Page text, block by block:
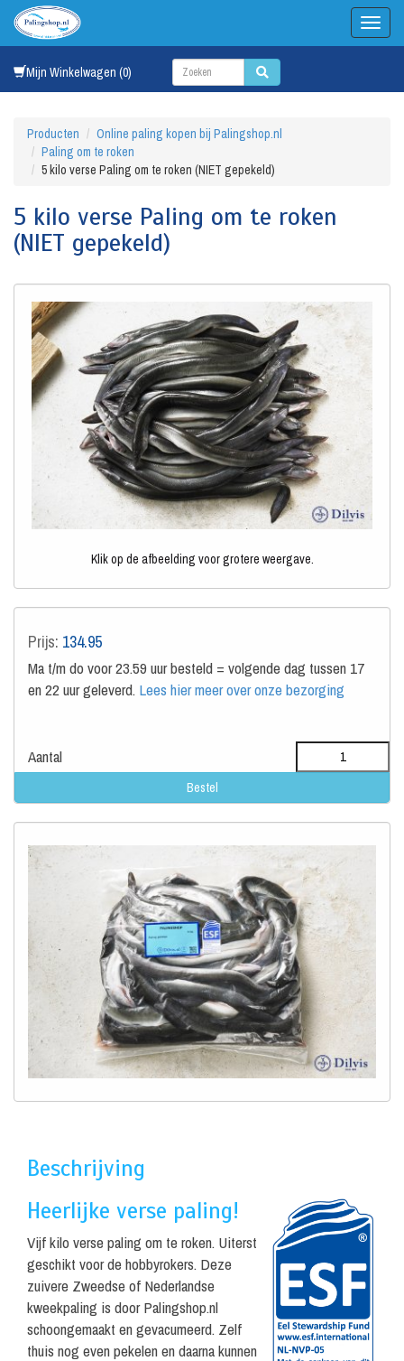
Mijn Winkelwagen (0)
Producten
Online paling kopen bij Palingshop.nl
Paling om te roken
5 kilo verse Paling om te roken (NIET gepekeld)
5 kilo verse Paling om te roken
(NIET gepekeld)
Klik op de afbeelding voor grotere weergave.
Prijs: 134.95
Ma t/m do voor 23.59 uur besteld = volgende dag tussen 17
en 22 uur geleverd. Lees hier meer over onze bezorging
Aantal
Beschrijving
Heerlijke verse paling!
Vijf kilo verse paling om te roken. Uiterst
geschikt voor de hobbyrokers. Deze
zuivere Zweedse of Nederlandse
kweekpaling is door Palingshop.nl
schoongemaakt en gevacumeerd. Zelf
thuis nog even pekelen en daarna kunnen